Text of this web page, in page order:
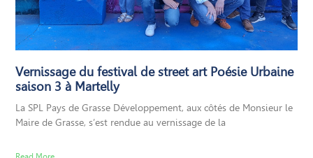
Vernissage du festival de street art Poésie Urbaine
saison 3 à Martelly
La SPL Pays de Grasse Développement, aux côtés de Monsieur le
Maire de Grasse, s’est rendue au vernissage de la